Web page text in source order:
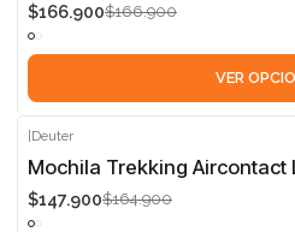
$166.900$166.900
VER
-10%
Deuter
Mochila Trekking Aircontact
$147.900$164.900